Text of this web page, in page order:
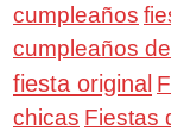
cumpleaños
cumpleaños
fiesta original
chicas Fiestas